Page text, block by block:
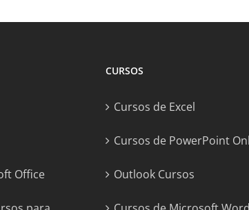
Office
CURSOS
Cursos de Excel
Cursos de PowerPoint
Outlook Cursos